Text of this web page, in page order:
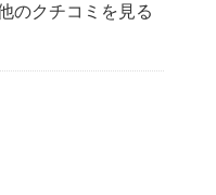
のクチコミを見る